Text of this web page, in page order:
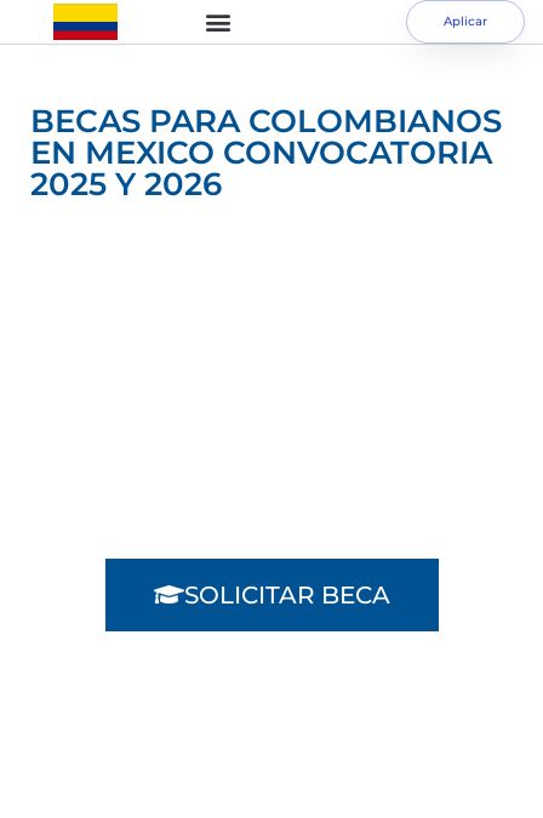
Aplicar
BECAS PARA COLOMBIANOS
EN MEXICO CONVOCATORIA
2025 Y 2026
SOLICITAR BECA